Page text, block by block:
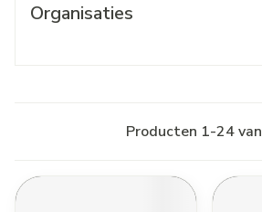
Organisaties
Producten 1-24van